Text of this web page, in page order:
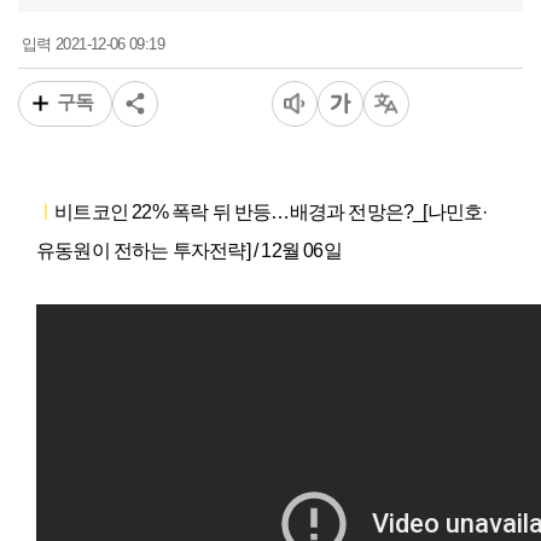
입력 2021-12-06 09:19
구독
비트코인 22% 폭락 뒤 반등…배경과 전망은?_ [나민호·
유동원이 전하는 투자전략] / 12월 06일